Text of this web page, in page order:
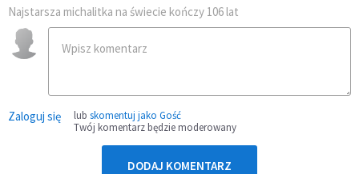
Najstarsza michalitka na świecie kończy 106 lat
Zaloguj się lub skomentuj jako Gość
Twój komentarz będzie moderowany
DODAJ KOMENTARZ